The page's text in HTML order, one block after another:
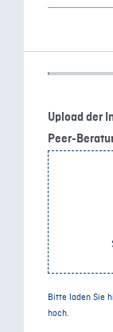
Upload der
Peer-
Bitte laden Sie
hoch.